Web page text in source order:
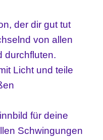
der dir gut tut
von allen
durchfluten.
Licht und teile
für deine
Schwingungen